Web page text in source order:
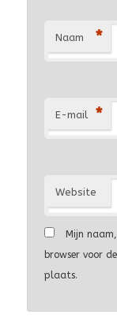
Naam *
E-mail *
Website
Mijn
browser voor
plaats.